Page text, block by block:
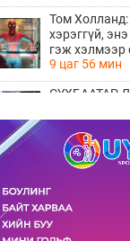
Том Холланд:
хэрэггүй,
гэж хэлмээр
9 цаг 56 мин
СҮХБААТАР
11 цаг 53 мин
Ирэх 10
12 цаг 1 мин